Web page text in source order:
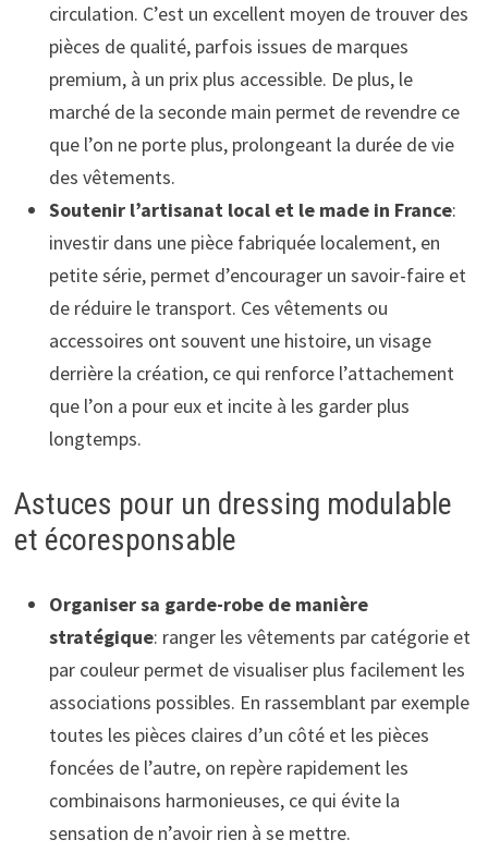
circulation. C’est un excellent moyen de trouver des
pièces de qualité, parfois issues de marques
premium, à un prix plus accessible. De plus, le
marché de la seconde main permet de revendre ce
que l’on ne porte plus, prolongeant la durée de vie
des vêtements.
Soutenir l’artisanat local et le made in France:
investir dans une pièce fabriquée localement, en
petite série, permet d’encourager un savoir-faire et
de réduire le transport. Ces vêtements ou
accessoires ont souvent une histoire, un visage
derrière la création, ce qui renforce l’attachement
que l’on a pour eux et incite à les garder plus
longtemps.
Astuces pour un dressing modulable
et écoresponsable
Organiser sa garde-robe de manière
stratégique: ranger les vêtements par catégorie et
par couleur permet de visualiser plus facilement les
associations possibles. En rassemblant par exemple
toutes les pièces claires d’un côté et les pièces
foncées de l’autre, on repère rapidement les
combinaisons harmonieuses, ce qui évite la
sensation de n’avoir rien à se mettre.